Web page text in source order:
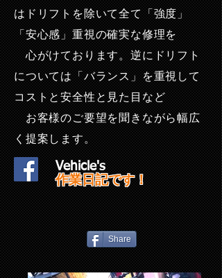
はドリフトを除いて全て「強度」
「安心感」重視の確実な修理を
心がけております。逆にドリフト
については「バランス」を重視して
コストと安全性と見た目など
お客様のご要望を聞きながら幅広
く提案します。
​作業日記です！
​Vehicle's
Share